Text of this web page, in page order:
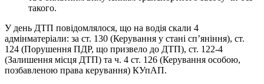
такого.
У день ДТП повідомлялося, що на водія скали 4
адмінматеріали: за ст. 130 (Керування у стані сп’яніння), ст.
124 (Порушення ПДР, що призвело до ДТП), ст. 122-4
(Залишення місця ДТП) та ч. 4 ст. 126 (Керування особою,
позбавленою права керування) КУпАП.